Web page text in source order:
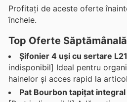
Profitați de aceste oferte
încheie.
Top Oferte
Șifonier 4 uși cu sertare
indisponibil] Ideal pentru
hainelor și acces rapid la
Pat Bourbon tapițat